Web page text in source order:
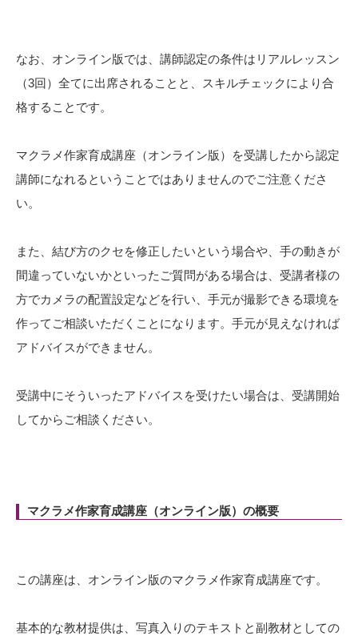
なお、オンライン版では、講師認定の条件はリアルレッスン
（3回）全てに出席されることと、スキルチェックにより合
格することです。
マクラメ作家育成講座（オンライン版）を受講したから認定
講師になれるということではありませんのでご注意くださ
い。
また、結び方のクセを修正したいという場合や、手の動きが
間違っていないかといったご質問がある場合は、受講者様の
方でカメラの配置設定などを行い、手元が撮影できる環境を
作ってご相談いただくことになります。手元が見えなければ
アドバイスができません。
受講中にそういったアドバイスを受けたい場合は、受講開始
してからご相談ください。
マクラメ作家育成講座（オンライン版）の概要
この講座は、オンライン版のマクラメ作家育成講座です。
基本的な教材提供は、写真入りのテキストと副教材としての